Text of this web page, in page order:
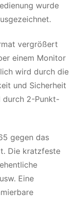
wurde
vergrößert
einem Monitor
wird durch die
und Sicherheit
durch 2-Punkt-
gegen das
Die kratzfeste
Eine